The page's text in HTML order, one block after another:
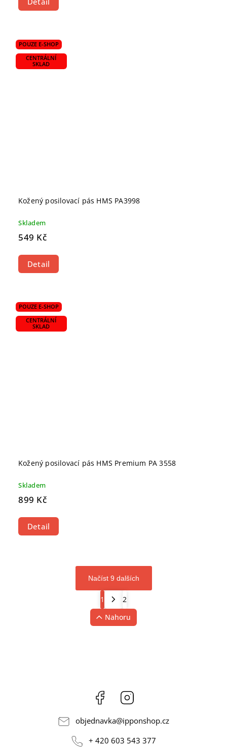
POUZE E-SHOP
CENTRÁLNÍ
SKLAD
Kožený posilovací pás HMS PA3998
Skladem
549 Kč
Detail
POUZE E-SHOP
CENTRÁLNÍ
SKLAD
Kožený posilovací pás HMS Premium PA 3558
Skladem
899 Kč
Detail
Načíst 9 dalších
1
2
Nahoru
Facebook
objednavka@ipponshop.cz
+ 420 603 543 377